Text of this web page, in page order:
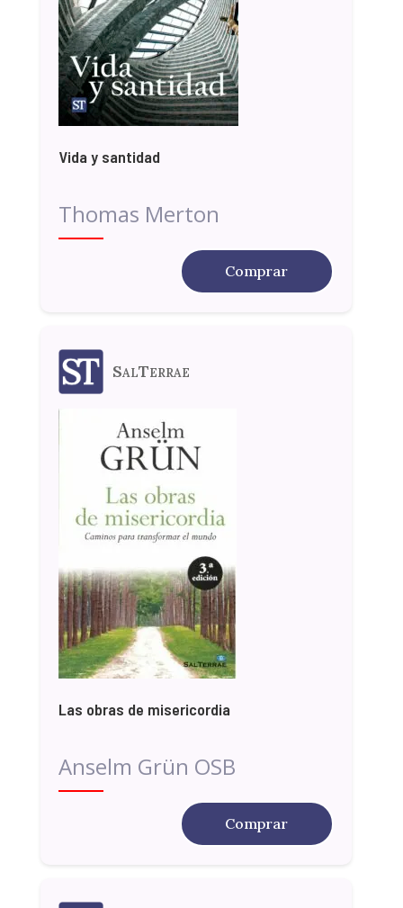
Vida y santidad
Thomas Merton
Comprar
SalTerrae
Las obras de misericordia
Anselm Grün OSB
Comprar